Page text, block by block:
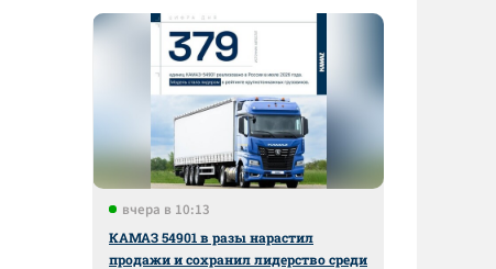
вчера в 10:13
КАМАЗ 54901 в разы нарастил
продажи и сохранил лидерство среди